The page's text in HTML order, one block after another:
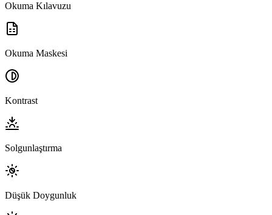
Okuma Kılavuzu
Okuma Maskesi
Kontrast
Solgunlaştırma
Düşük Doygunluk